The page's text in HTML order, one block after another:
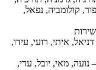
קולומביה, נפאל,
איתי, רועי, עידו,
מאי, יובל, עדי,